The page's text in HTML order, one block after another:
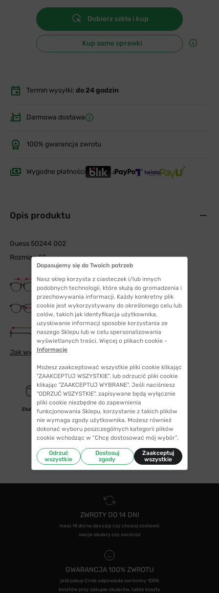
Dobierz szkła i kup
Kup same oprawki
Termin wysyłki: do 24 godzin
Darmowa dostawa
100% gwarancja zwrotu
Wygodne płatności
Opis produktu
Guess 50244 002
Rozmiar: 55
Szerokość mostka
16 mm
Szerokość szkła
55 mm
Długość zauszników
145 mm
Jak wybrać odpowiedni rozmiar
Etui/woreczek
ZWROTY DO 14 DNI
masz 14 dni na decyzję czy chcesz zostawić
swoje okulary czy zwrócisz
GWARANCJA 100% ZWROTU
jeśli zakup Ci nie odpowiada zwrócimy 100%
kosztów przy zakupie okularów, także koszty
Dopasujemy się do Twoich potrzeb
Nasz sklep korzysta z ciasteczek i/lub innych
podobnych technologii, które służą do gromadzenia i
przechowywania informacji. Każdy konkretny plik
cookie jest wykorzystywany do określonego celu lub
celów, takich jak identyfikacja użytkownika,
uzyskiwanie informacji sposobie korzystania ze
naszego Sklepu lub w celu spersonalizowania
wyświetlanych treści. Więcej o plikach cookie -
Informacje
Możesz zaakceptować wszystkie pliki cookie klikając
"ZAAKCEPTUJ WSZYSTKIE", lub odrzucić pliki cookie
klikając "ZAAKCEPTUJ WYBRANE". Jeśli naciśniesz
"ODRZUĆ WSZYSTKIE", zapisywane będą wyłącznie
pliki cookie niezbędne do zapewnienia
funkcjonowania Sklepu, korzystanie z takich plików
nie wymaga zgody użytkownika. Możesz również
dokonać wyboru poszczególnych kategorii plików
cookie wchodząc w “Chcę dostosować mój wybór”.
Odrzuć
wszystkie
Dostosuj
zgody
Zaakceptuj
wszystkie